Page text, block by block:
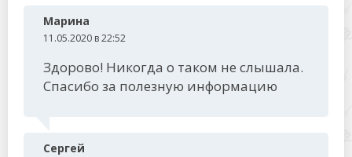
Марина
11.05.2020 в 22:52
Здорово! Никогда о таком не слышала.
Спасибо за полезную информацию
Сергей